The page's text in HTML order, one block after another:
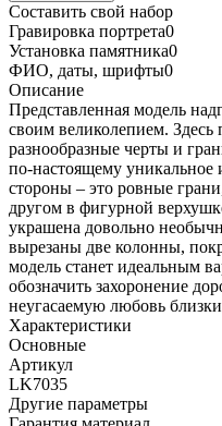
Составить свой набор
Гравировка портрета0
Установка памятника0
ФИО, даты, шрифты0
Описание
Представленная модель
своим великолепием. Здесь
разнообразные черты и
по-настоящему уникальное
стороны – это ровные
другом в фигурной
украшена довольно
вырезаны две колонны,
модель станет идеальным
обозначить захоронение
неугасаемую любовь
Характеристики
Основные
Артикул
LK7035
Другие параметры